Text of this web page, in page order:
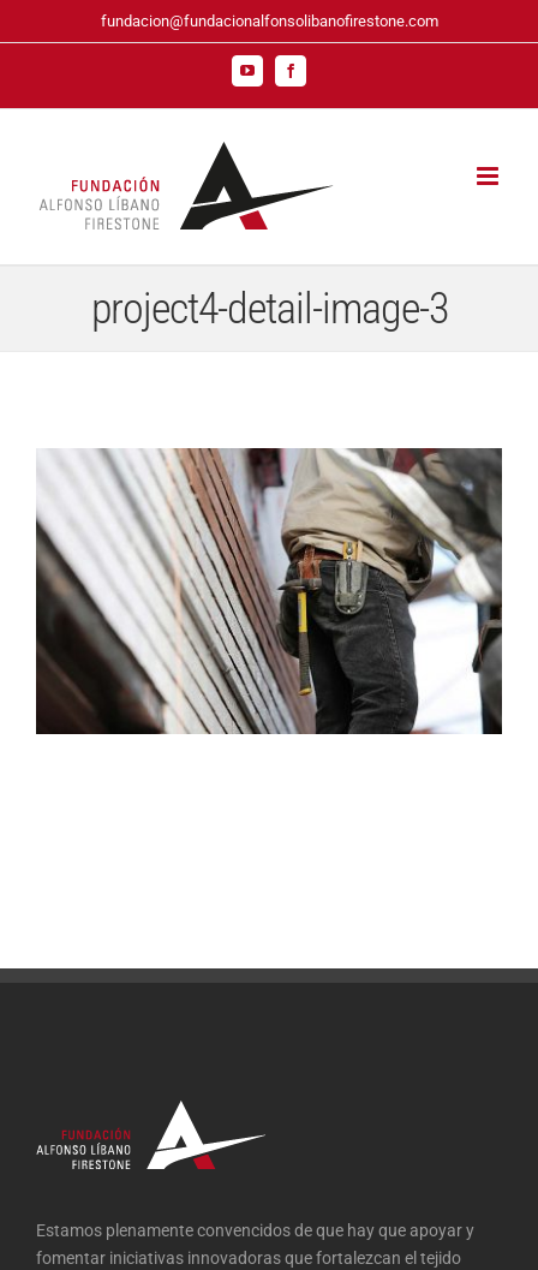
al
fundacion@fundacionalfonsolibanofirestone.com
YouTubeFacebook
project4-detail-image-3
Estamos plenamente convencidos de que hay que apoyar y
fomentar iniciativas innovadoras que fortalezcan el tejido